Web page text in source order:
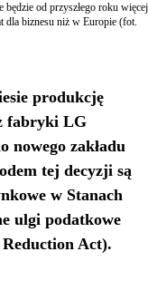
od przyszłego roku więcej
dla biznesu niż w Europie (fot.
produkcję
fabryki LG
nowego zakładu
tej decyzji są
w Stanach
ulgi podatkowe
Act).